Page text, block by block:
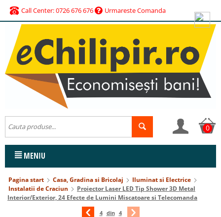
Call Center: 0726 676 676 Urmareste Comanda
0
MENIU
Pagina start Casa, Gradina si Bricolaj
Iluminat si Electrice
Instalatii de Craciun
Proiector Laser LED Tip Shower 3D Metal
Interior/Exterior, 24 Efecte de Lumini Miscatoare si Telecomanda
4 din 4